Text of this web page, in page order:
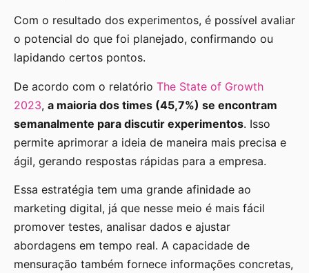
Com o resultado dos experimentos, é possível avaliar
o potencial do que foi planejado, confirmando ou
lapidando certos pontos.
De acordo com o relatório The State of Growth
2023, a maioria dos times (45,7%) se encontram
semanalmente para discutir experimentos. Isso
permite aprimorar a ideia de maneira mais precisa e
ágil, gerando respostas rápidas para a empresa.
Essa estratégia tem uma grande afinidade ao
marketing digital, já que nesse meio é mais fácil
promover testes, analisar dados e ajustar
abordagens em tempo real. A capacidade de
mensuração também fornece informações concretas,